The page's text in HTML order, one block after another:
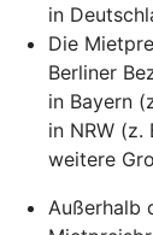
in
Die
Berliner
in Bayern
in NRW
weitere
Außerhalb